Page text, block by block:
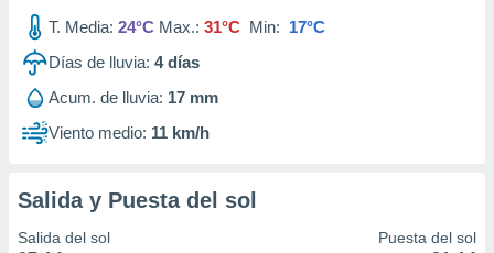
T. Media: 24°C Max.: 31°C Min: 17°C
Días de lluvia: 4días
Acum. de lluvia: 17 mm
Viento medio: 11 km/h
Salida y Puesta del sol
Salida del sol Puesta del sol